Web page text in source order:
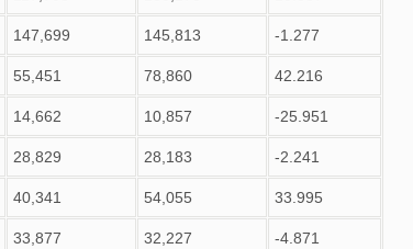
147,699 145,813 -1.277
55,451 78,860 42.216
14,662 10,857 -25.951
28,829 28,183 -2.241
40,341 54,055 33.995
33,877 32,227 -4.871